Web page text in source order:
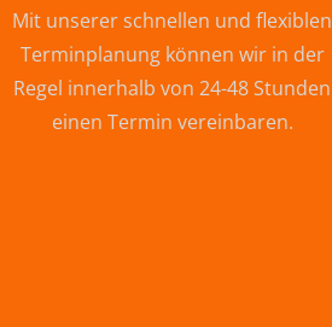
Mit unserer schnellen und flexiblen
Terminplanung können wir in der
Regel innerhalb von 24-48 Stunden
einen Termin vereinbaren.